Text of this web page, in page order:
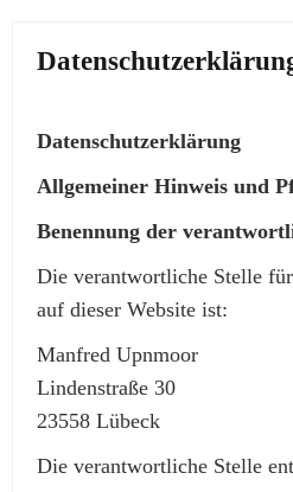
Datenschutzerklärung
Allgemeiner Hinweis und
Benennung der
Die verantwortliche Stelle
auf dieser Website ist:
Manfred Upnmoor
Lindenstraße 30
23558 Lübeck
Die verantwortliche Stelle